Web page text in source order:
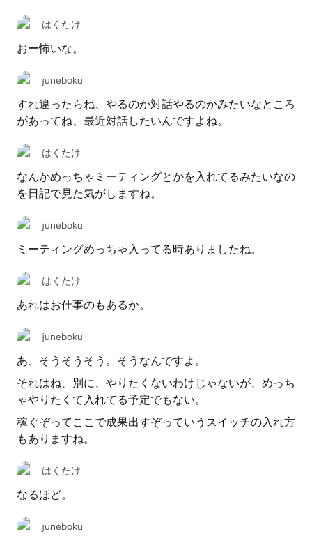
はくたけ
おー怖いな。
juneboku
すれ違ったらね、やるのか対話やるのかみたいなところ
があってね、最近対話したいんですよね。
はくたけ
なんかめっちゃミーティングとかを入れてるみたいなの
を日記で見た気がしますね。
juneboku
ミーティングめっちゃ入ってる時ありましたね。
はくたけ
あれはお仕事のもあるか。
juneboku
あ、そうそうそう。そうなんですよ。
それはね、別に、やりたくないわけじゃないが、めっち
ゃやりたくて入れてる予定でもない。
稼ぐぞってここで成果出すぞっていうスイッチの入れ方
もありますね。
はくたけ
なるほど。
juneboku